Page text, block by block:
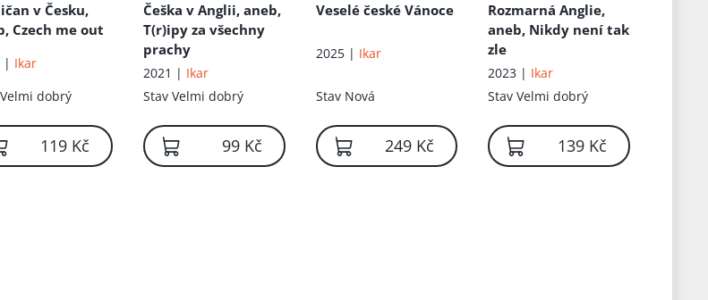
v Česku,
Czech me out
| Ikar
Velmi dobrý
119 Kč
Češka v Anglii, aneb,
T(r)ipy za všechny
prachy
2021 | Ikar
StavVelmi dobrý
99 Kč
Veselé české Vánoce
2025 | Ikar
Stav Nová
249 Kč
Rozmarná Anglie,
aneb, Nikdy není tak
zle
2023 | Ikar
StavVelmi dobrý
139 Kč